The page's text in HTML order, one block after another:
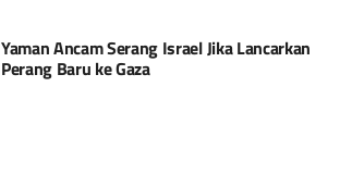
Yaman Ancam Serang Israel Jika Lancarkan
Perang Baru ke Gaza